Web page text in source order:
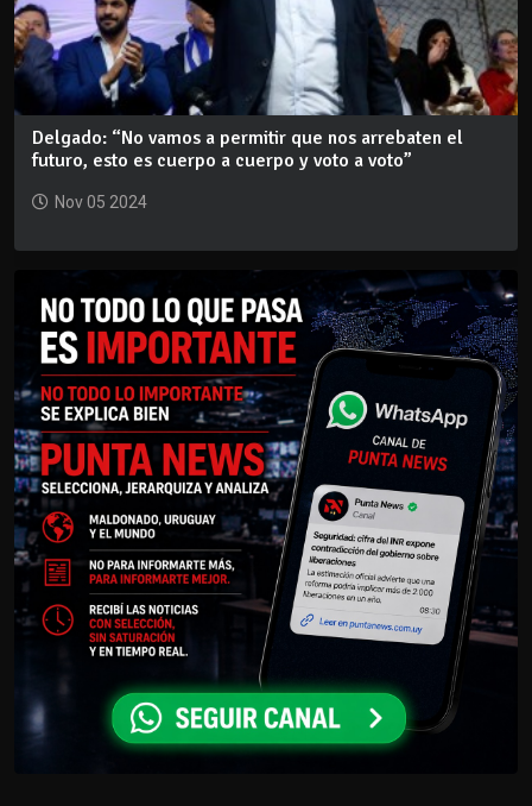
Delgado: “No vamos a permitir que nos arrebaten el
futuro, esto es cuerpo a cuerpo y voto a voto”
Nov 05 2024